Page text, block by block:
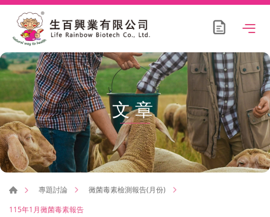
文章
專題討論 黴菌毒素檢測報告(月份)
115年1月黴菌毒素報告